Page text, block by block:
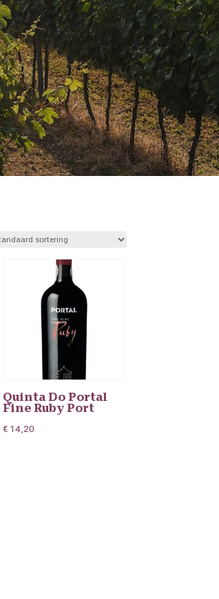
Quinta Do Portal
Fine Ruby Port
€ 14,20